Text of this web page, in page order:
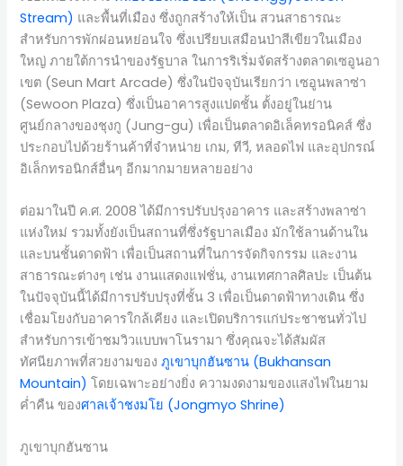
Stream) และพื้นที่เมือง ซึ่งถูกสร้างให้เป็น สวนสาธารณะ
สำหรับการพักผ่อนหย่อนใจ ซึ่งเปรียบเสมือนป่าสีเขียวในเมือง
ใหญ่ ภายใต้การนำของรัฐบาล ในการริเริ่มจัดสร้างตลาดเซอูนอา
เขต (Seun Mart Arcade) ซึ่งในปัจจุบันเรียกว่า เซอูนพลาซ่า
(Sewoon Plaza) ซึ่งเป็นอาคารสูงแปดชั้น ตั้งอยู่ในย่าน
ศูนย์กลางของชุงกู (Jung-gu) เพื่อเป็นตลาดอิเล็คทรอนิคส์ ซึ่ง
ประกอบไปด้วยร้านค้าที่จำหน่าย เกม, ทีวี, หลอดไฟ และอุปกรณ์
อิเล็กทรอนิกส์อื่นๆ อีกมากมายหลายอย่าง
ต่อมาในปี ค.ศ. 2008 ได้มีการปรับปรุงอาคาร และสร้างพลาซ่า
แห่งใหม่ รวมทั้งยังเป็นสถานที่ซึ่งรัฐบาลเมือง มักใช้ลานด้านใน
และบนชั้นดาดฟ้า เพื่อเป็นสถานที่ในการจัดกิจกรรม และงาน
สาธารณะต่างๆ เช่น งานแสดงแฟชั่น, งานเทศกาลศิลปะ เป็นต้น
ในปัจจุบันนี้ได้มีการปรับปรุงที่ชั้น 3 เพื่อเป็นดาดฟ้าทางเดิน ซึ่ง
เชื่อมโยงกับอาคารใกล้เคียง และเปิดบริการแก่ประชาชนทั่วไป
สำหรับการเข้าชมวิวแบบพาโนรามา ซึ่งคุณจะได้สัมผัส
ทัศนียภาพที่สวยงามของภูเขาบุกฮันซาน (Bukhansan
Mountain) โดยเฉพาะอย่างยิ่ง ความงดงามของแสงไฟในยาม
ค่ำคืน ของศาลเจ้าชงมโย (Jongmyo Shrine)
ภูเขาบุกฮันซาน